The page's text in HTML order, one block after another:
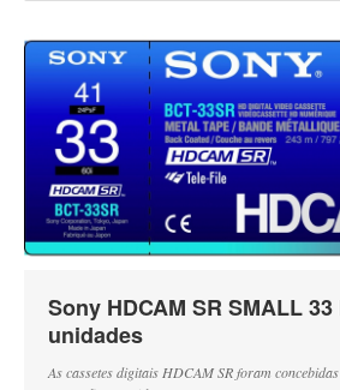
Sony HDCAM SR SMALL 33
unidades
As cassetes digitais HDCAM SR foram